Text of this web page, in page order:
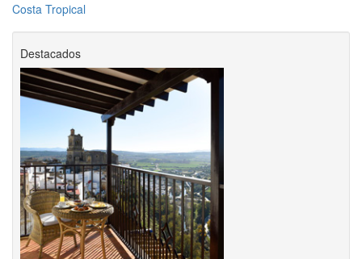
Costa Tropical
Destacados